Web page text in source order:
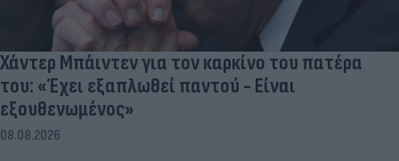
Χάντερ Μπάιντεν για τον καρκίνο του πατέρα
του: «Έχει εξαπλωθεί παντού - Είναι
εξουθενωμένος»
08.08.2026